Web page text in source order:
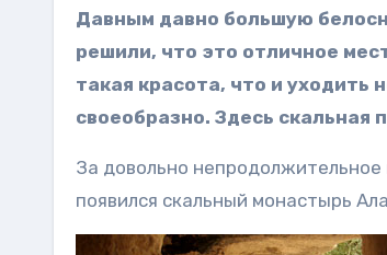
Давным давно большую
решили, что это отличное
такая красота, что и
своеобразно. Здесь скальная
За довольно непродолжительное
появился скальный монастырь